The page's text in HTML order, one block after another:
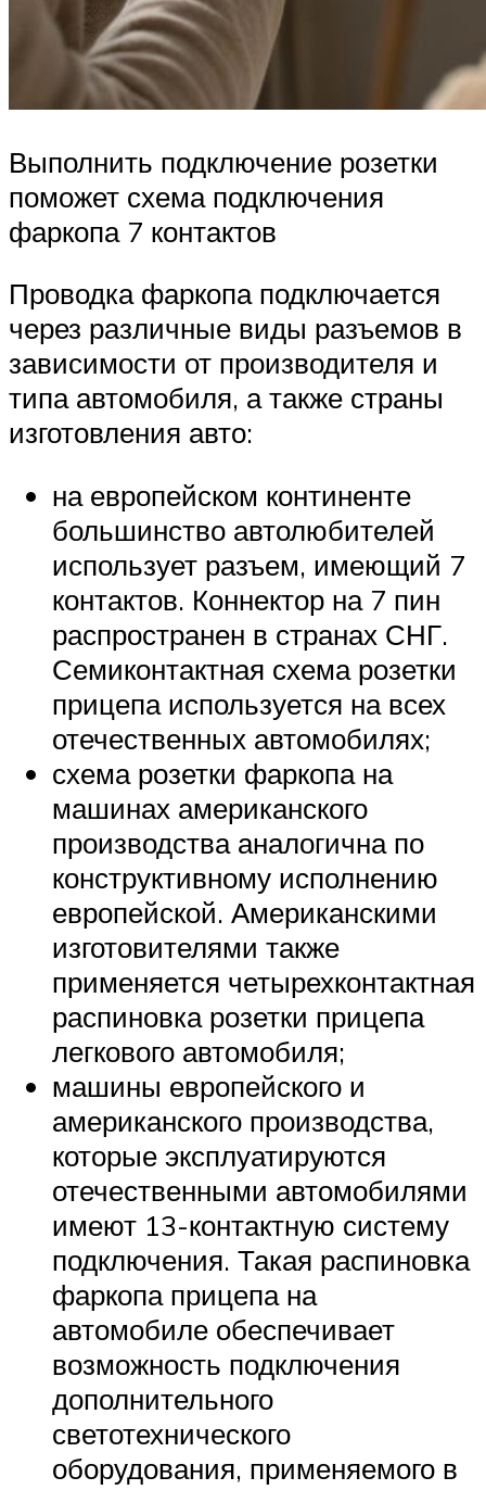
Выполнить подключение розетки
поможет схема подключения
фаркопа 7 контактов
Проводка фаркопа подключается
через различные виды разъемов в
зависимости от производителя и
типа автомобиля, а также страны
изготовления авто:
на европейском континенте
большинство автолюбителей
использует разъем, имеющий 7
контактов. Коннектор на 7 пин
распространен в странах СНГ.
Семиконтактная схема розетки
прицепа используется на всех
отечественных автомобилях;
схема розетки фаркопа на
машинах американского
производства аналогична по
конструктивному исполнению
европейской. Американскими
изготовителями также
применяется четырехконтактная
распиновка розетки прицепа
легкового автомобиля;
машины европейского и
американского производства,
которые эксплуатируются
отечественными автомобилями
имеют 13-контактную систему
подключения. Такая распиновка
фаркопа прицепа на
автомобиле обеспечивает
возможность подключения
дополнительного
светотехнического
оборудования, применяемого в